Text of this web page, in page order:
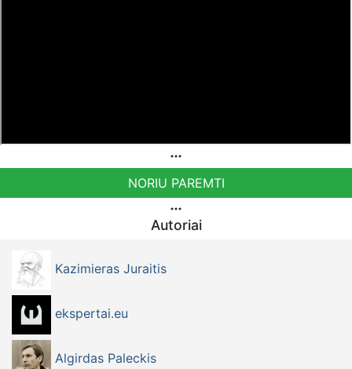
NORIU PAREMTI
Autoriai
Kazimieras Juraitis
ekspertai.eu
Algirdas Paleckis